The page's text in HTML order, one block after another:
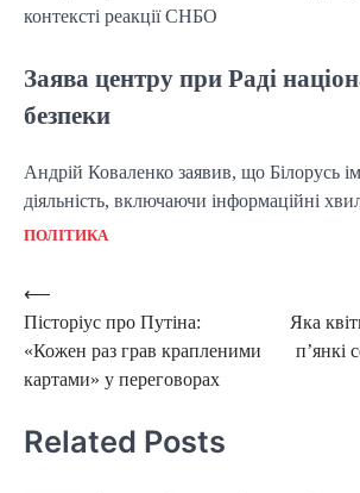
контексті реакції СНБО
Заява центру при Раді
безпеки
Андрій Коваленко заявив, що Білорусь
діяльність, включаючи інформаційні
ПОЛІТИКА
Post
navigation
⟵
Пісторіус про Путіна:
«Кожен раз грав крапленими
картами» у переговорах
Яка
п’янкі
Related Posts